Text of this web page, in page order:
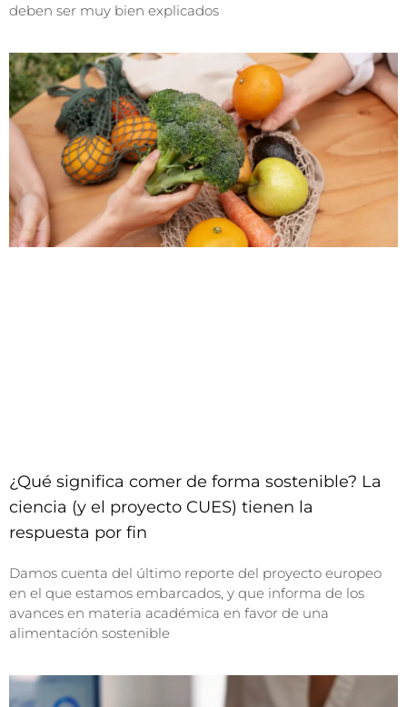
deben ser muy bien explicados
¿Qué significa comer de forma sostenible? La
ciencia (y el proyecto CUES) tienen la
respuesta por fin
Damos cuenta del último reporte del proyecto europeo
en el que estamos embarcados, y que informa de los
avances en materia académica en favor de una
alimentación sostenible